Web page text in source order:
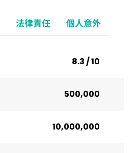
法律責任 個人意外
8.3 / 10
500,000
10,000,000